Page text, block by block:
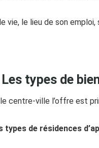
le lieu de son
Les types de
centre-ville l’offre est
types de résidences